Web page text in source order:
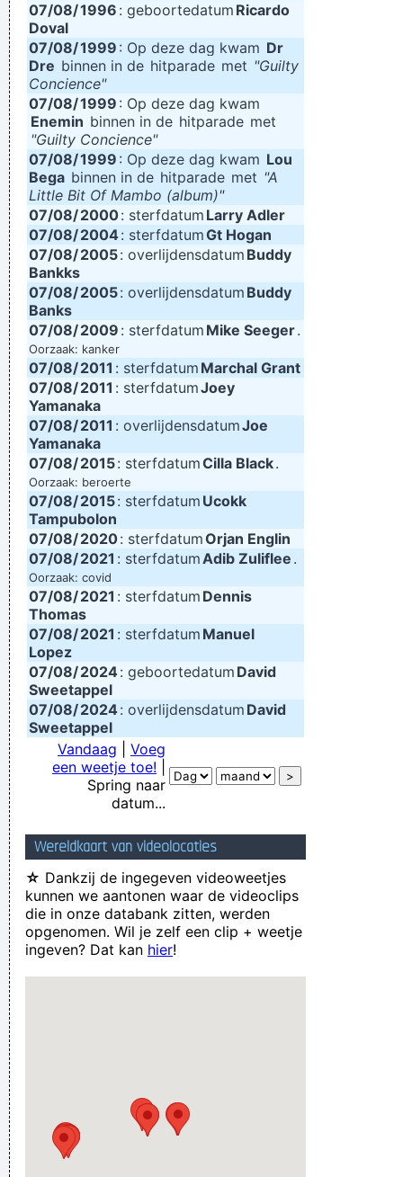
07/08/1996 : geboortedatum Ricardo
Doval
07/08/1999 : Op deze dag kwam Dr
Dre binnen in de hitparade met "Guilty
Concience"
07/08/1999 : Op deze dag kwam
Enemin binnen in de hitparade met
"Guilty Concience"
07/08/1999 : Op deze dag kwam Lou
Bega binnen in de hitparade met "A
Little Bit Of Mambo (album)"
07/08/2000: sterfdatum Larry Adler
07/08/2004 : sterfdatumGt Hogan
07/08/2005: overlijdensdatum Buddy
Bankks
07/08/2005: overlijdensdatum Buddy
Banks
07/08/2009 : sterfdatum Mike Seeger.
Oorzaak: kanker
07/08/2011 : sterfdatum Marchal Grant
07/08/2011 : sterfdatumJoey
Yamanaka
07/08/2011 : overlijdensdatumJoe
Yamanaka
07/08/2015: sterfdatumCilla Black.
Oorzaak: beroerte
07/08/2015: sterfdatum Ucokk
Tampubolon
07/08/2020: sterfdatumOrjan Englin
07/08/2021 : sterfdatumAdib Zuliflee .
Oorzaak: covid
07/08/2021 : sterfdatum Dennis
Thomas
07/08/2021 : sterfdatum Manuel
Lopez
07/08/2024: geboortedatum David
Sweetappel
07/08/2024 : overlijdensdatum David
Sweetappel
Vandaag
Voeg
een weetje toe!
Spring naar
datum...
Wereldkaart van videolocaties
☆ Dankzij de ingegeven videoweetjes
kunnen we aantonen waar de videoclips
die in onze databank zitten, werden
opgenomen. Wil je zelf een clip + weetje
ingeven? Dat kan hier!